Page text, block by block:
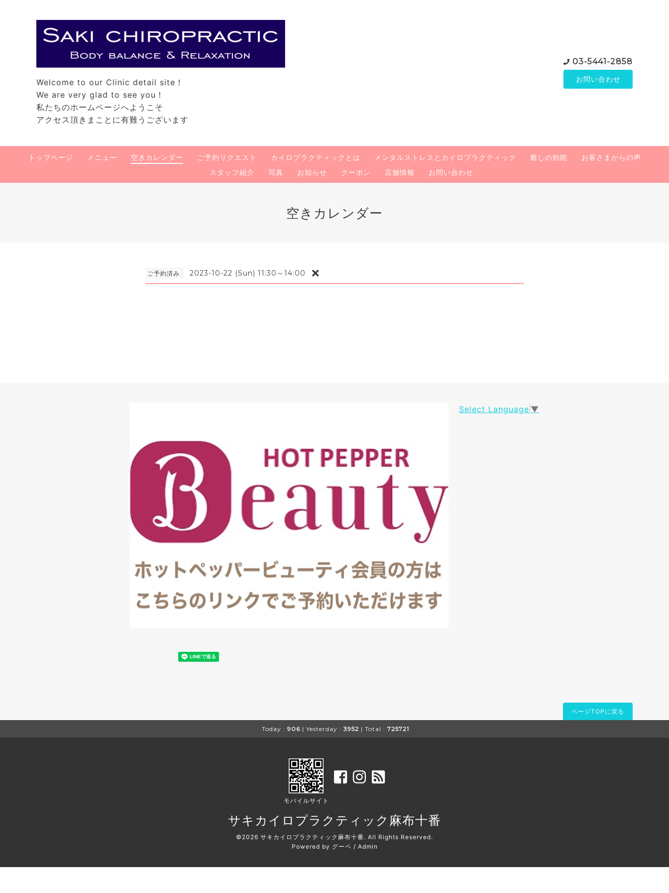
Welcome to our Clinic detail site！
We are very glad to see you！
私たちのホームページへようこそ
アクセス頂きまことに有難うございます
03-5441-2858
お問い合わせ
トップページ メニュー 空きカレンダー ご予約リクエスト カイロプラクティックとは メンタルストレスとカイロプラクティック 癒しの効能
お客さまからの声
スタッフ紹介
写真 お知らせ クーポン 店舗情報 お問い合わせ
空きカレンダー
ご予約済み 2023-10-22 (Sun) 11:30～14:00 ❌
Select Language ▼
ページTOPに戻る
Today : 906 | Yesterday : 3952 | Total : 725721
モバイルサイト
サキカイロプラクティック麻布十番
©2026 サキカイロプラクティック麻布十番 . All Rights Reserved.
Powered by グーペ / Admin